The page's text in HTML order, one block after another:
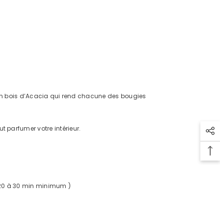
bois d’Acacia qui rend chacune des bougies
parfumer votre intérieur.
à 30 min minimum )